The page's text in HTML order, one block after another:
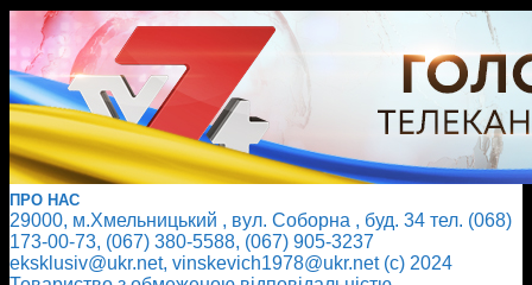
ПРО НАС
29000, м.Хмельницький , вул. Соборна , буд. 34 тел. (068)
173-00-73, (067) 380-5588, (067) 905-3237
eksklusiv@ukr.net, vinskevich1978@ukr.net (с) 2024